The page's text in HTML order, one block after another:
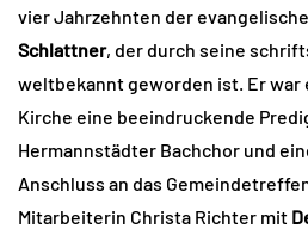
vier Jahrzehnten der
Schlattner, der durch seine
weltbekannt geworden ist. Er
Kirche eine beeindruckende
Hermannstädter Bachchor und
Anschluss an das
Mitarbeiterin Christa Richter mit